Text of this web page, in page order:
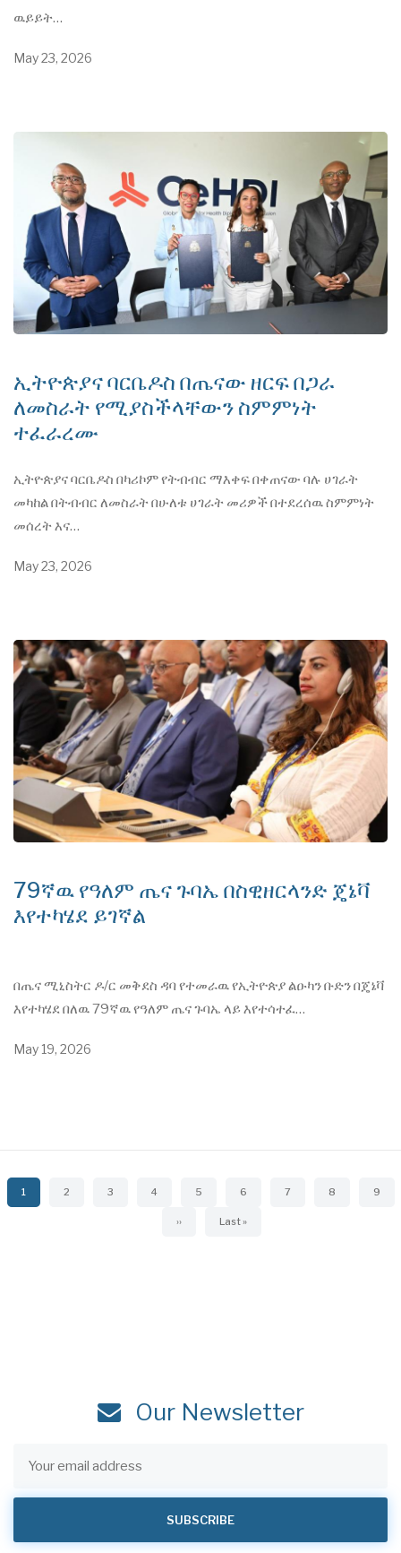
ዉይይት…
May 23, 2026
ኢትዮጵያና ባርቤዶስ በጤናው ዘርፍ በጋራ
ለመስራት የሚያስችላቸውን ስምምነት
ተፈራረሙ
ኢትዮጵያና ባርቤዶስ በካሪኮም የትብብር ማእቀፍ በቀጠናው ባሉ ሀገራት
መካከል በትብብር ለመስራት በሁለቱ ሀገራት መሪዎች በተደረሰዉ ስምምነት
መሰረት እና…
May 23, 2026
79ኛዉ የዓለም ጤና ጉባኤ በስዊዘርላንድ ጄኔቫ
እየተካሄደ ይገኛል
በጤና ሚኒስትር ዶ/ር መቅደስ ዳባ የተመራዉ የኢትዮጵያ ልዑካን ቡድን በጄኔቫ
እየተካሄደ በለዉ 79ኛዉ የዓለም ጤና ጉባኤ ላይ እየተሳተፈ…
May 19, 2026
Current
page
1 ገጽ
2 ገጽ
3 ገጽ
4 ገጽ
5 ገጽ
6 ገጽ
7 ገጽ
8 ገጽ
9
Next
›› Last
Last »
Our Newsletter